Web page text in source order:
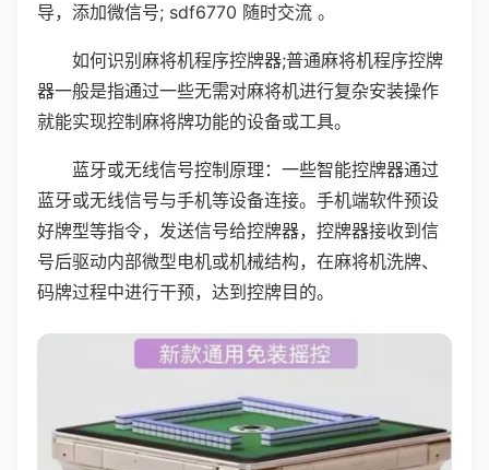
导，添加微信号; sdf6770 随时交流 。
如何识别麻将机程序控牌器;普通麻将机程序控牌
器一般是指通过一些无需对麻将机进行复杂安装操作
就能实现控制麻将牌功能的设备或工具。
蓝牙或无线信号控制原理：一些智能控牌器通过
蓝牙或无线信号与手机等设备连接。手机端软件预设
好牌型等指令，发送信号给控牌器，控牌器接收到信
号后驱动内部微型电机或机械结构，在麻将机洗牌、
码牌过程中进行干预，达到控牌目的。